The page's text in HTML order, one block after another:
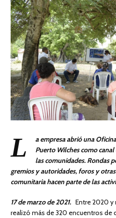
L
a empresa abrió una
Puerto Wilches como
las comunidades. Rondas
gremios y autoridades, foros y
comunitaria hacen parte de las
17 de marzo de 2021. Entre 2020 y
realizó más de 320 encuentros de